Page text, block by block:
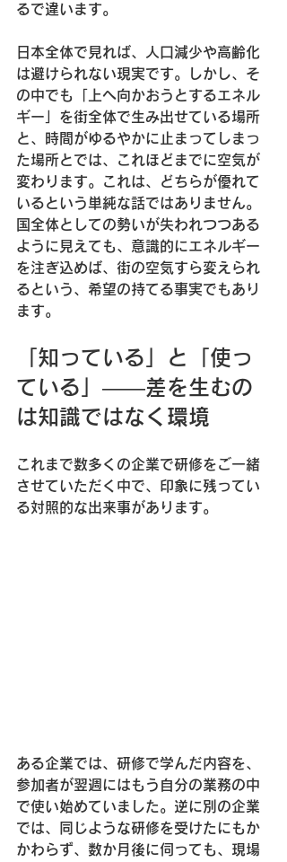
るで違います。
日本全体で見れば、人口減少や高齢化
は避けられない現実です。しかし、そ
の中でも「上へ向かおうとするエネル
ギー」を街全体で生み出せている場所
と、時間がゆるやかに止まってしまっ
た場所とでは、これほどまでに空気が
変わります。これは、どちらが優れて
いるという単純な話ではありません。
国全体としての勢いが失われつつある
ように見えても、意識的にエネルギー
を注ぎ込めば、街の空気すら変えられ
るという、希望の持てる事実でもあり
ます。
「知っている」と「使っ
ている」——差を生むの
は知識ではなく環境
これまで数多くの企業で研修をご一緒
させていただく中で、印象に残ってい
る対照的な出来事があります。
ある企業では、研修で学んだ内容を、
参加者が翌週にはもう自分の業務の中
で使い始めていました。逆に別の企業
では、同じような研修を受けたにもか
かわらず、数か月後に伺っても、現場